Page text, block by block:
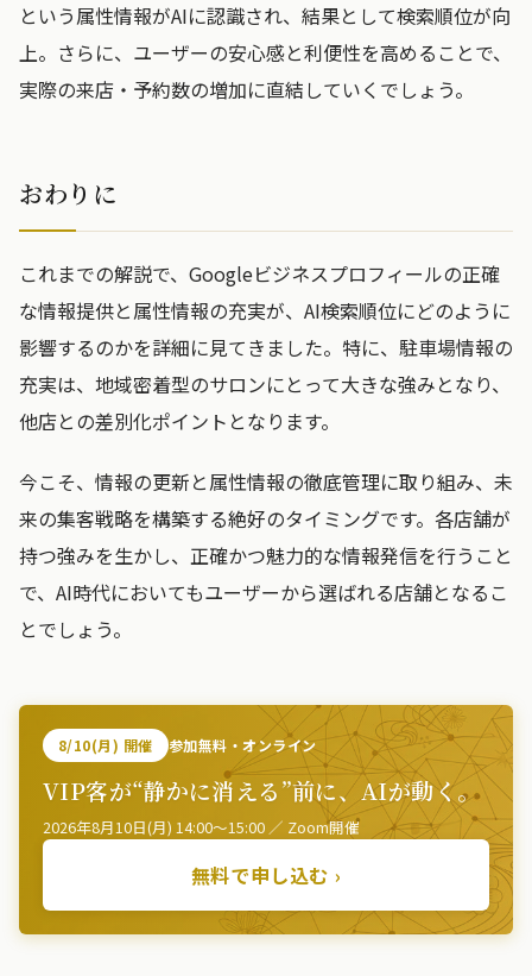
という属性情報がAIに認識され、結果として検索順位が向
上。さらに、ユーザーの安心感と利便性を高めることで、
実際の来店・予約数の増加に直結していくでしょう。
おわりに
これまでの解説で、Googleビジネスプロフィールの正確
な情報提供と属性情報の充実が、AI検索順位にどのように
影響するのかを詳細に見てきました。特に、駐車場情報の
充実は、地域密着型のサロンにとって大きな強みとなり、
他店との差別化ポイントとなります。
今こそ、情報の更新と属性情報の徹底管理に取り組み、未
来の集客戦略を構築する絶好のタイミングです。各店舗が
持つ強みを生かし、正確かつ魅力的な情報発信を行うこと
で、AI時代においてもユーザーから選ばれる店舗となるこ
とでしょう。
8/10(月) 開催 参加無料・オンライン
VIP客が“静かに消える”前に、AIが動く。
2026年8月10日(月) 14:00〜15:00 ／ Zoom開催
無料で申し込む ›